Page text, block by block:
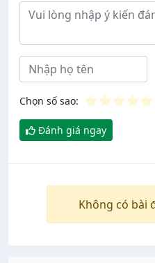
Ý kiến đánh giá
Chọn số sao: ⭐⭐⭐⭐⭐
Đánh giá ngay
Không có bài